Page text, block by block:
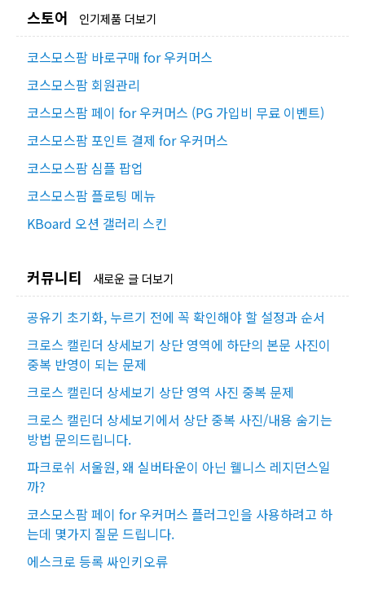
스토어 인기제품 더보기
코스모스팜 바로구매 for 우커머스
코스모스팜 회원관리
코스모스팜 페이 for 우커머스 (PG 가입비 무료 이벤트)
코스모스팜 포인트 결제 for 우커머스
코스모스팜 심플 팝업
코스모스팜 플로팅 메뉴
KBoard 오션 갤러리 스킨
커뮤니티 새로운 글 더보기
공유기 초기화, 누르기 전에 꼭 확인해야 할 설정과 순서
크로스 캘린더 상세보기 상단 영역에 하단의 본문 사진이
중복 반영이 되는 문제
크로스 캘린더 상세보기 상단 영역 사진 중복 문제
크로스 캘린더 상세보기에서 상단 중복 사진/내용 숨기는
방법 문의드립니다.
파크로쉬 서울원, 왜 실버타운이 아닌 웰니스 레지던스일
까?
코스모스팜 페이 for 우커머스 플러그인을 사용하려고 하
는데 몇가지 질문 드립니다.
에스크로 등록 싸인키오류